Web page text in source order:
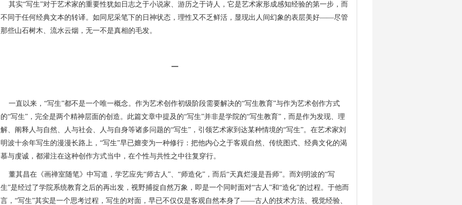
其实“写生”对于艺术家的重要性犹如日志之于小说家、游历之于诗人，它是艺术家形成感知经验的第一步，而
不同于任何经典文本的转译。如同尼采笔下的日神状态，理性又不乏鲜活，显现出人间幻象的表层美好——尽管
那些山石树木、流水云烟，无一不是真相的毛发。
一
一直以来，“写生”都不是一个唯一概念。作为艺术创作初级阶段需要解决的“写生教育”与作为艺术创作方式
的“写生”，完全是两个精神层面的创造。此篇文章中提及的“写生”并非是学院的“写生教育”，而是作为发现、理
解、阐释人与自然、人与社会、人与自身等诸多问题的“写生”，引领艺术家到达某种情境的“写生”。 在艺术家刘
明波十余年写生的漫漫长路上，“写生”早已嬗变为一种修行：把他内心之于客观自然、传统图式、经典文化的渴
慕与虔诚，都灌注在这种创作方式当中，在个性与共性之中往复穿行。
董其昌在《画禅室随笔》中写道，学艺应先“师古人”、“师造化”，而后“天真烂漫是吾师”。而刘明波的“写
生”是经过了学院系统教育之后的再出发，视野捕捉自然万象，即是一个同时面对“古人”和“造化”的过程。于他而
言，“写生”其实是一个思考过程，写生的对面，早已不仅仅是客观自然本身了——古人的技术方法、视觉经验、